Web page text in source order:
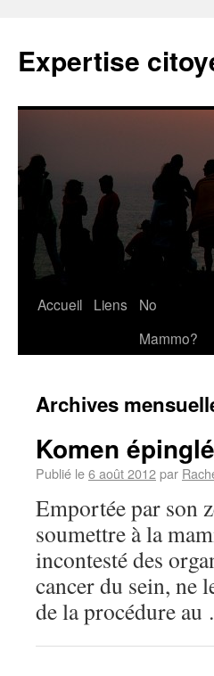
Expertise
Accueil Liens
No
Mammo?
Archives
Komen
Publié le6 août 2012par
Emportée par son
soumettre à la
incontesté des
cancer du sein, ne
de la procédure